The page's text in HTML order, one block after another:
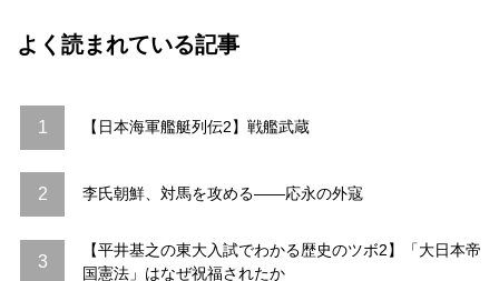
よく読まれている記事
1 【日本海軍艦艇列伝2】戦艦武蔵
2 李氏朝鮮、対馬を攻める――応永の外寇
3
【平井基之の東大入試でわかる歴史のツボ2】「大日本帝
国憲法」はなぜ祝福されたか